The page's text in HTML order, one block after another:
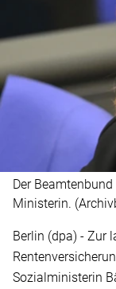
Der
Ministerin.
Berlin (dpa) - Zur
Sozialministerin